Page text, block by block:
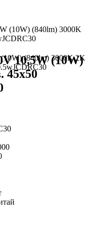
(10W) (840lm) 3000K
10,5W (10W)
45x50